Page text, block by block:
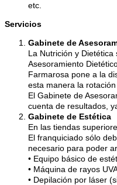
etc.
Servicios
Gabinete de
La Nutrición y
Asesoramiento
Farmarosa pone a la
esta manera la
El Gabinete de
cuenta de resultados,
Gabinete de Estética
En las tiendas
El franquiciado sólo
necesario para poder
• Equipo básico de
• Máquina de rayos
• Depilación por láser